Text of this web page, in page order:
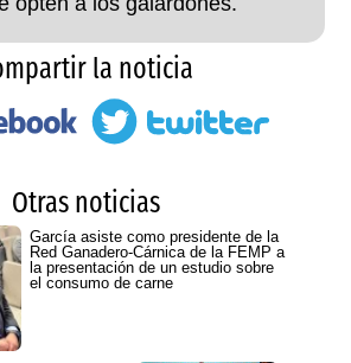
la noticia
Otras noticias
García asiste como presidente de la
Red Ganadero-Cárnica de la FEMP a
la presentación de un estudio sobre
el consumo de carne